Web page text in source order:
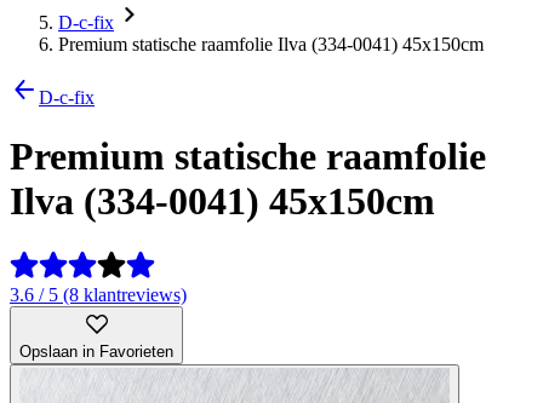
D-c-fix
Premium statische raamfolie Ilva (334-0041) 45x150cm
D-c-fix
Premium statische raamfolie
Ilva (334-0041) 45x150cm
3.6 / 5 (8 klantreviews)
Opslaan in Favorieten